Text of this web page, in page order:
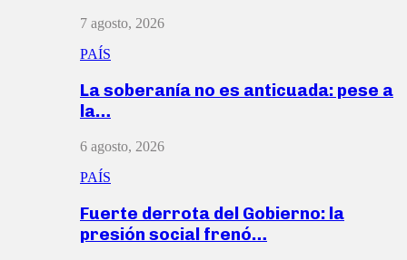
7 agosto, 2026
PAÍS
La soberanía no es anticuada: pese a
la…
6 agosto, 2026
PAÍS
Fuerte derrota del Gobierno: la
presión social frenó…